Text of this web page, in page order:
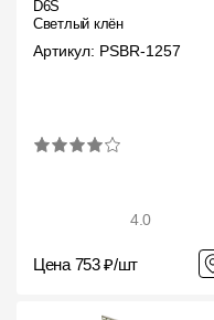
D6S
Светлый клён
Артикул: PSBR-1257
4.0
Цена 753 ₽/шт